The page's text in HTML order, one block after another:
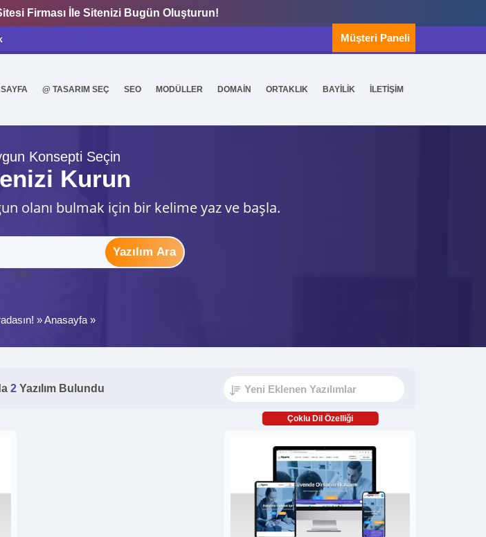
Firması İle Sitenizi Bugün Oluşturun!
Müşteri Paneli
@ TASARIM SEÇ SEO MODÜLLER DOMAİN ORTAKLIK BAYİLİK İLETİŞİM
Konsepti Seçin
Kurun
olanı bulmak için bir kelime yaz ve başla.
Yazılım Ara
ytag
»Anasayfa »
2 Yazılım Bulundu
Çoklu Dil Özelliği